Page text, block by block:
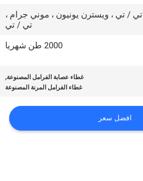
تي / تي ، ويسترن يونيون ، موني جرام ،
تي / تي
2000 طن شهريا
غطاء عصابة الفرامل المصنوعة,
غطاء الفرامل المرنة المصنوعة
افضل سعر